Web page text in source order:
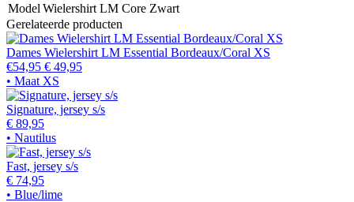
Model Wielershirt LM Core Zwart
Gerelateerde producten
Dames Wielershirt LM Essential Bordeaux/Coral XS
€54,95 € 49,95
• Maat XS
Signature, jersey s/s
€ 89,95
• Nautilus
Fast, jersey s/s
€ 74,95
• Blue/lime